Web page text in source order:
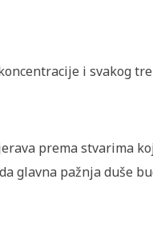
i svakog
prema stvarima
glavna pažnja duše